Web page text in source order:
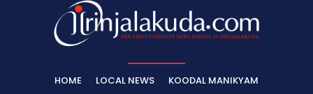
HOME LOCAL NEWS KOODAL MANIKYAM